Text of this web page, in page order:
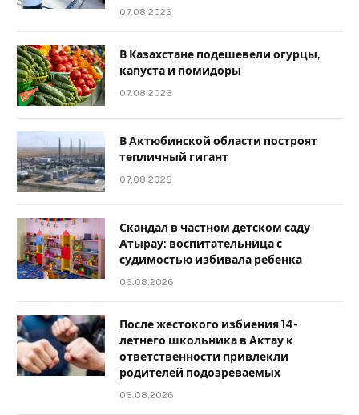
07.08.2026
В Казахстане подешевели огурцы,
капуста и помидоры
07.08.2026
В Актюбинской области построят
тепличный гигант
07.08.2026
Скандал в частном детском саду
Атырау: воспитательница с
судимостью избивала ребенка
06.08.2026
После жестокого избиения 14-
летнего школьника в Актау к
ответственности привлекли
родителей подозреваемых
06.08.2026